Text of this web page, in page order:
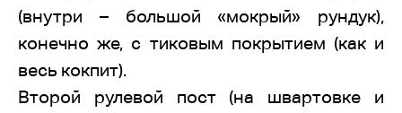
(внутри – большой «мокрый» рундук),
конечно же, с тиковым покрытием (как и
весь кокпит).
Второй рулевой пост (на швартовке и